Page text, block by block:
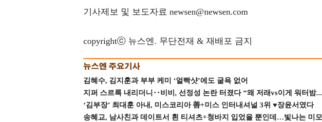
기사제보 및 보도자료 newsen@newsen.com
copyrightⓒ 뉴스엔. 무단전재 & 재배포 금지
김혜수, 김지훈과 부부 케미 ‘얼빡샷’에도 굴욕 없어
지퍼 스르륵 내리더니‥비비, 선정성 논란 터졌다 “왜 저래vs이게 워터밤...
‘김부장’ 최대훈 아내, 미스코리아 善+미스 인터내셔널 3위 ♥장윤서였다
송혜교, 남사친과 데이트서 흰 티셔츠+청바지 입었을 뿐인데…빛나는 미모